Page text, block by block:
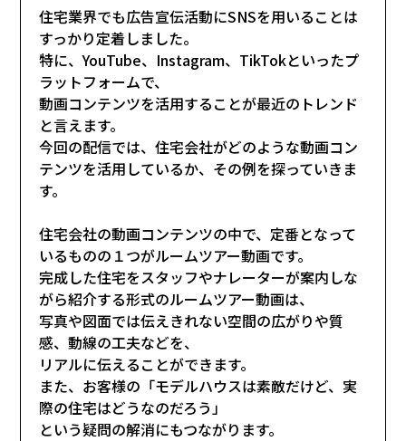
住宅業界でも広告宣伝活動にSNSを用いることは
すっかり定着しました。
特に、YouTube、Instagram、TikTokといったプ
ラットフォームで、
動画コンテンツを活用することが最近のトレンド
と言えます。
今回の配信では、住宅会社がどのような動画コン
テンツを活用しているか、その例を探っていきま
す。
住宅会社の動画コンテンツの中で、定番となって
いるものの１つがルームツアー動画です。
完成した住宅をスタッフやナレーターが案内しな
がら紹介する形式のルームツアー動画は、
写真や図面では伝えきれない空間の広がりや質
感、動線の工夫などを、
リアルに伝えることができます。
また、お客様の「モデルハウスは素敵だけど、実
際の住宅はどうなのだろう」
という疑問の解消にもつながります。